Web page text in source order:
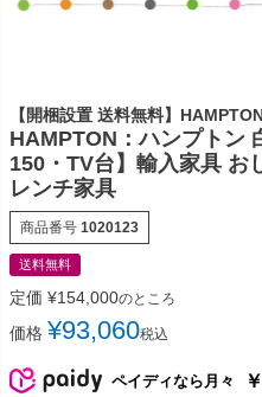
【開梱設置 送料無料】
HAMPTON：ハンプトン
150・TV台】輸入家具 お
レンチ家具
商品番号 1020123
送料無料
定価 ¥154,000のところ
価格 ¥93,060税込
ペイディなら月々